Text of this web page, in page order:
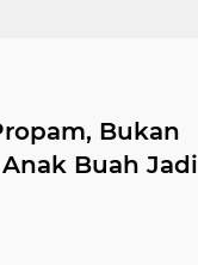
Bukan
Buah Jadi